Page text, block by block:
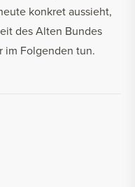
konkret aussieht,
des Alten Bundes
im Folgenden tun.